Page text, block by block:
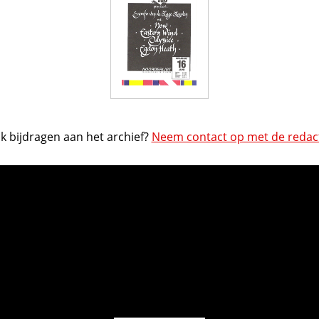
bijdragen aan het archief? Neem contact op met de